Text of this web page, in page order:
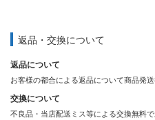
返品・交換について
返品について
お客様の都合による返品について商品発
交換について
不良品・当店配送ミス等による交換無料